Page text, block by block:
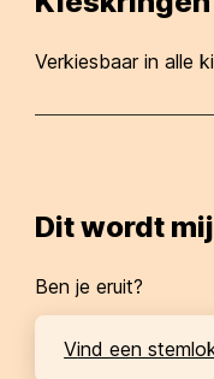
Verkiesbaar in alle
Dit wordt
Ben je eruit?
Vind een